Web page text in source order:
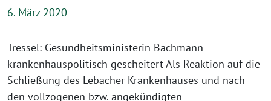
6. März 2020
Tressel: Gesundheitsministerin Bachmann
krankenhauspolitisch gescheitert Als Reaktion auf die
Schließung des Lebacher Krankenhauses und nach
den vollzogenen bzw. angekündigten